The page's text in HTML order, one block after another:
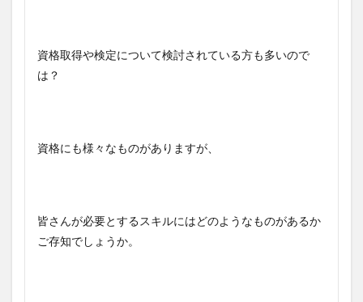
資格取得や検定について検討されている方も多いので
は？
資格にも様々なものがありますが、
皆さんが必要とするスキルにはどのようなものがあるか
ご存知でしょうか。